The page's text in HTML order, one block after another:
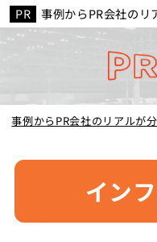
事例からPR会社の
事例からPR会社のリアルが
イン